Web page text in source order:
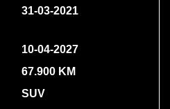
31-03-2021
10-04-2027
67.900 KM
SUV